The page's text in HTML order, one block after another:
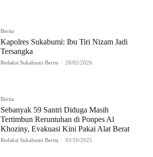
Berita
Kapolres Sukabumi: Ibu Tiri Nizam Jadi
Tersangka
Redaksi Sukabumi Berita - 28/02/2026
Berita
Sebanyak 59 Santri Diduga Masih
Tertimbun Reruntuhan di Ponpes Al
Khoziny, Evakuasi Kini Pakai Alat Berat
Redaksi Sukabumi Berita - 03/10/2025